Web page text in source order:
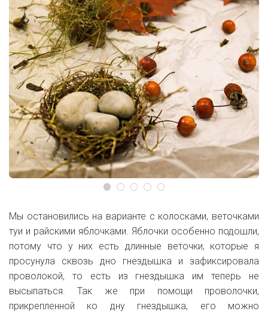
Мы остановились на варианте с колосками, веточками
туи и райскими яблочками. Яблочки особенно подошли,
потому что у них есть длинные веточки, которые я
просунула сквозь дно гнездышка и зафиксировала
проволокой, то есть из гнездышка им теперь не
высыпаться. Так же при помощи проволочки,
прикрепленной ко дну гнездышка, его можно